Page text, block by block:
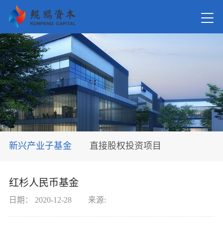
关于我
新闻资
新兴产业子基金 直接股权投资项目
红杉人民币基金
日期： 2020-12-28 来源: